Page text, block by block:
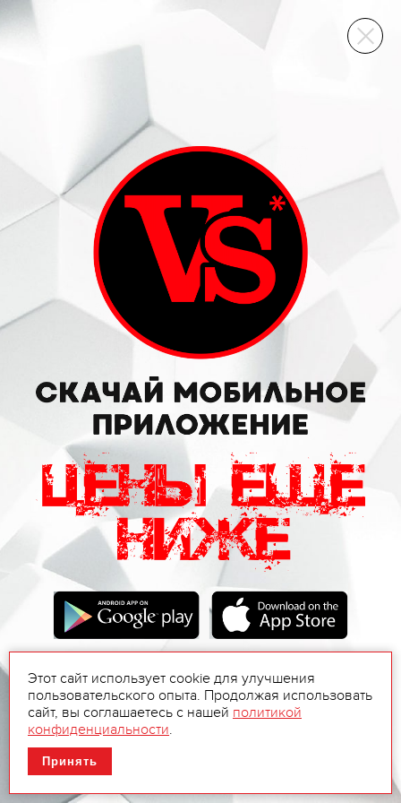
ВИННЫЙ СКЛАД
Этот сайт использует cookie для улучшения
пользовательского опыта. Продолжая использовать
сайт, вы соглашаетесь с нашей политикой
конфиденциальности.
Принять